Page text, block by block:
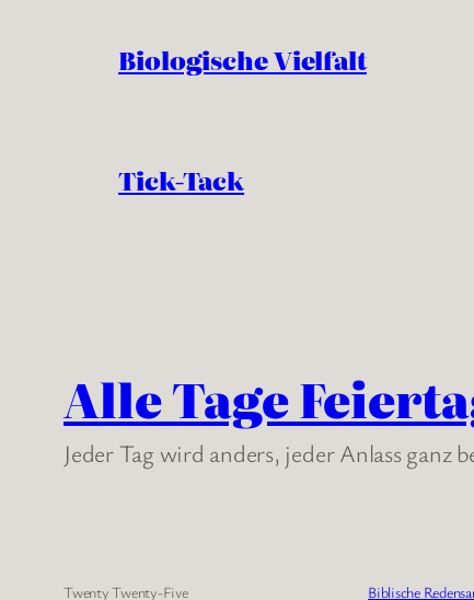
Biologische Vielfalt
Tick-Tack
Alle Tage
Jeder Tag wird anders, jeder Anlass ganz
Twenty Twenty-Five Biblische